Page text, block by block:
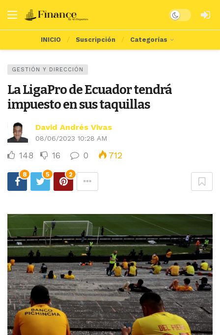
Dark mode
INICIO Suscripción Categorías
GESTIÓN Y DIRECCIÓN
La LigaPro de Ecuador tendrá
impuesto en sus taquillas
David Andrés Vivas
08/06/2023 10:28 AM
148 16 0 712
8 5 2